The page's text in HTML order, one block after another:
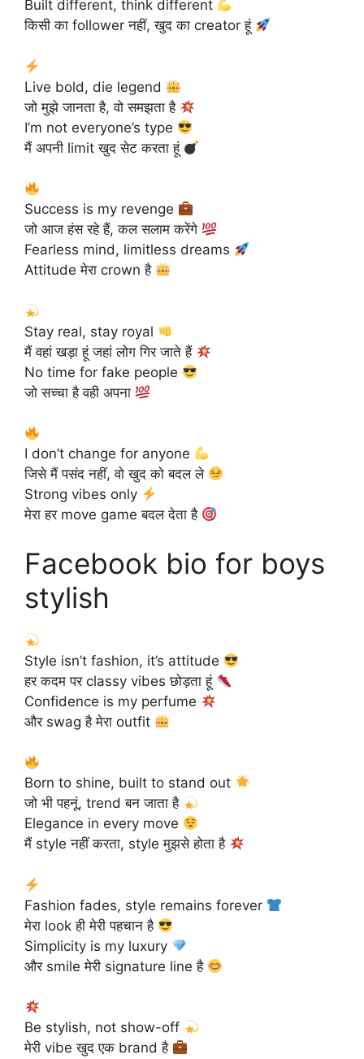
Built different, think different
किसी का follower नहीं, खुद का creator हूं
Live bold, die legend
जो मुझे जानता है, वो समझता है
I’m not everyone’s type
मैं अपनी limit खुद सेट करता हूं
Success is my revenge
जो आज हंस रहे हैं, कल सलाम करेंगे
Fearless mind, limitless dreams
Attitude मेरा crown है
Stay real, stay royal
मैं वहां खड़ा हूं जहां लोग गिर जाते हैं
No time for fake people
जो सच्चा है वही अपना
I don’t change for anyone
जिसे मैं पसंद नहीं, वो खुद को बदल ले
Strong vibes only
मेरा हर move game बदल देता है
Facebook bio for boys
stylish
Style isn’t fashion, it’s attitude
हर कदम पर classy vibes छोड़ता हूं
Confidence is my perfume
और swag है मेरा outfit
Born to shine, built to stand out
जो भी पहनूं, trend बन जाता है
Elegance in every move
मैं style नहीं करता, style मुझसे होता है
Fashion fades, style remains forever
मेरा look ही मेरी पहचान है
Simplicity is my luxury
और smile मेरी signature line है
Be stylish, not show-off
मेरी vibe खुद एक brand है